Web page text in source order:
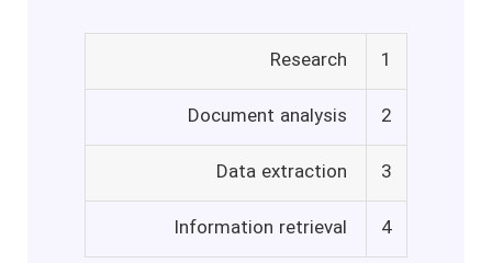
1
Research
2
Document analysis
3
Data extraction
4
Information retrieval